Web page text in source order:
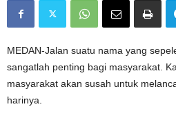
MEDAN-Jalan suatu nama yang
sangatlah penting bagi masyarakat.
masyarakat akan susah untuk
harinya.